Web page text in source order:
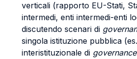
verticali (rapporto EU-Stati,
intermedi, enti intermedi-enti
discutendo scenari di
singola istituzione pubblica
interistituzionale di governance